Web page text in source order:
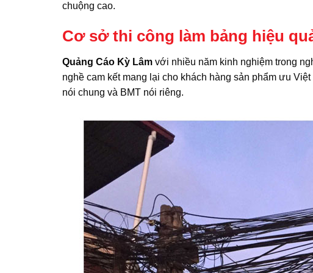
chuộng cao.
Cơ sở thi công làm bảng hiệu
Quảng Cáo Kỳ Lâm với nhiều năm kinh nghiệm trong
nghề cam kết mang lại cho khách hàng sản phẩm ưu
nói chung và BMT nói riêng.